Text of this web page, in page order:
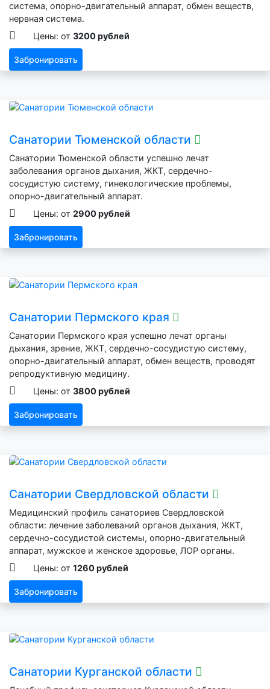
система, опорно-двигательный аппарат, обмен веществ,
нервная система.
Цены: от 3200 рублей
Забронировать
Санатории Тюменской области
Санатории Тюменской области успешно лечат
заболевания органов дыхания, ЖКТ, сердечно-
сосудистую систему, гинекологические проблемы,
опорно-двигательный аппарат.
Цены: от 2900 рублей
Забронировать
Санатории Пермского края
Санатории Пермского края успешно лечат органы
дыхания, зрение, ЖКТ, сердечно-сосудистую систему,
опорно-двигательный аппарат, обмен веществ, проводят
репродуктивную медицину.
Цены: от 3800 рублей
Забронировать
Санатории Свердловской области
Медицинский профиль санаториев Свердловской
области: лечение заболеваний органов дыхания, ЖКТ,
сердечно-сосудистой системы, опорно-двигательный
аппарат, мужское и женское здоровье, ЛОР органы.
Цены: от 1260 рублей
Забронировать
Санатории Курганской области